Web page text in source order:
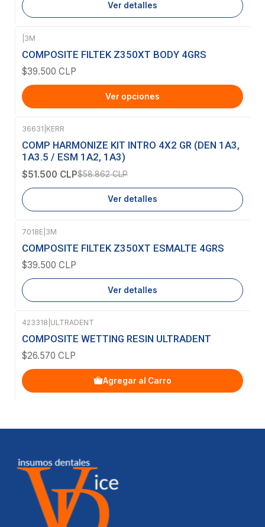
Ver detalles
3M
COMPOSITE FILTEK Z350XT BODY 4GRS
$39.500 CLP
Ver opciones
-13% OFF
Agotado
36631 KERR
COMP HARMONIZE KIT INTRO 4X2 GR (DEN 1A3,
1A3.5 / ESM 1A2, 1A3)
$51.500 CLP$58.862 CLP
Ver detalles
Agotado
7018E 3M
COMPOSITE FILTEK Z350XT ESMALTE 4GRS
$39.500 CLP
Ver detalles
423318 ULTRADENT
COMPOSITE WETTING RESIN ULTRADENT
$26.570 CLP
Agregar al Carro